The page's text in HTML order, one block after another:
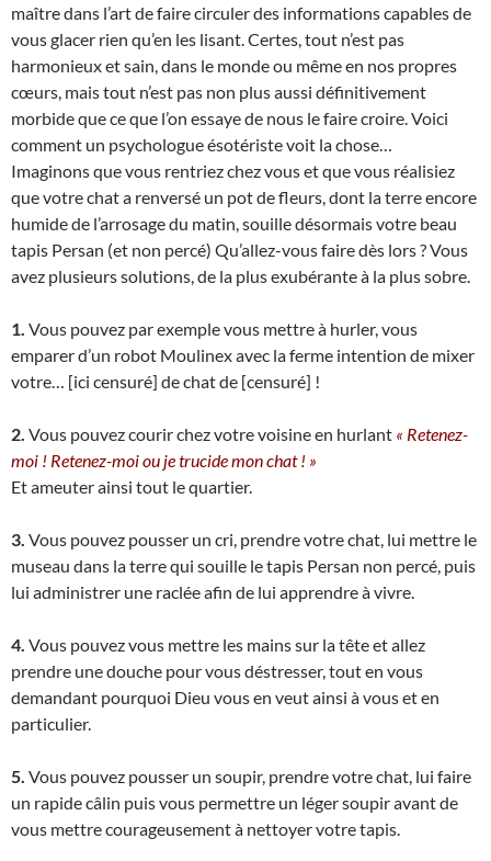
maître dans l’art de faire circuler des informations capables de
vous glacer rien qu’en les lisant. Certes, tout n’est pas
harmonieux et sain, dans le monde ou même en nos propres
cœurs, mais tout n’est pas non plus aussi définitivement
morbide que ce que l’on essaye de nous le faire croire. Voici
comment un psychologue ésotériste voit la chose…
Imaginons que vous rentriez chez vous et que vous réalisiez
que votre chat a renversé un pot de fleurs, dont la terre encore
humide de l’arrosage du matin, souille désormais votre beau
tapis Persan (et non percé) Qu’allez-vous faire dès lors ? Vous
avez plusieurs solutions, de la plus exubérante à la plus sobre.
1. Vous pouvez par exemple vous mettre à hurler, vous
emparer d’un robot Moulinex avec la ferme intention de mixer
votre… [ici censuré] de chat de [censuré] !
2. Vous pouvez courir chez votre voisine en hurlant « Retenez-
moi ! Retenez-moi ou je trucide mon chat ! »
Et ameuter ainsi tout le quartier.
3. Vous pouvez pousser un cri, prendre votre chat, lui mettre le
museau dans la terre qui souille le tapis Persan non percé, puis
lui administrer une raclée afin de lui apprendre à vivre.
4. Vous pouvez vous mettre les mains sur la tête et allez
prendre une douche pour vous déstresser, tout en vous
demandant pourquoi Dieu vous en veut ainsi à vous et en
particulier.
5. Vous pouvez pousser un soupir, prendre votre chat, lui faire
un rapide câlin puis vous permettre un léger soupir avant de
vous mettre courageusement à nettoyer votre tapis.